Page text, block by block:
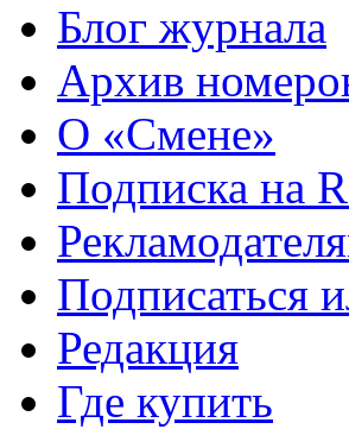
Блог журнала
Архив
О «Смене»
Подписка на
Подписаться
Редакция
Где купить